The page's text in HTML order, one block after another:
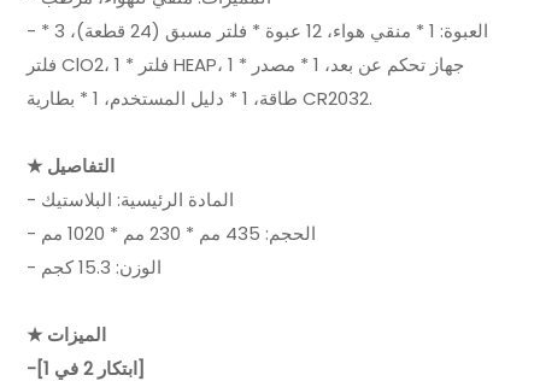
- العبوة: 1 * منقي هواء، 12 عبوة * فلتر مسبق (24 قطعة)، 3 *
فلتر ClO2، 1 * فلتر HEAP، 1 * جهاز تحكم عن بعد، 1 * مصدر
طاقة، 1 * دليل المستخدم، 1 * بطارية CR2032.
★ التفاصيل
- المادة الرئيسية: البلاستيك
- الحجم: 435 مم * 230 مم * 1020 مم
- الوزن: 15.3 كجم
★ الميزات
-[ابتكار 2 في 1]